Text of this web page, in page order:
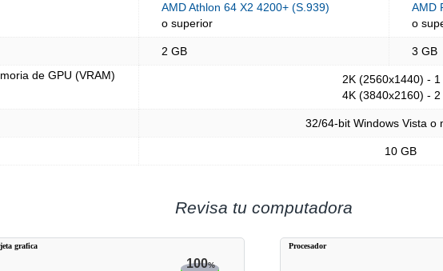
AMD Athlon 64 X2 4200+ (S.939)
o superior
AMD
o
2 GB
3 GB
de GPU (VRAM)
2K (2560x1440) - 1
4K (3840x2160) - 2
32/64-bit Windows Vista o
10 GB
Revisa tu computadora
100%
grafica Procesador